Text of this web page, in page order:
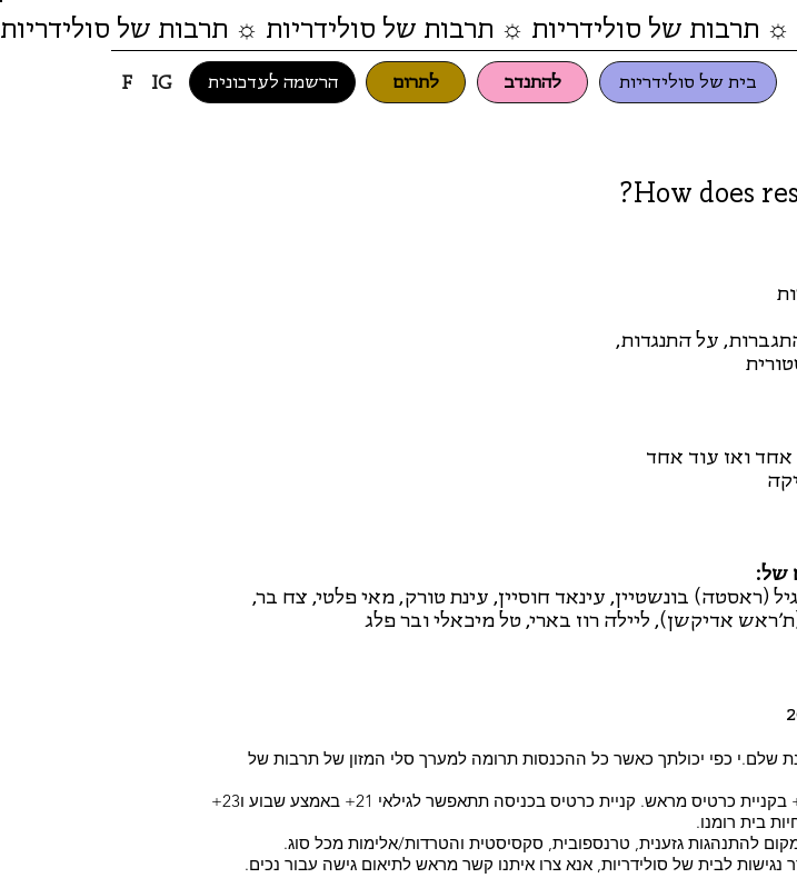
בית של סולידריות להתנדב לתרום F IG הרשמה לעדכונית
תרבות של סולידריות ☼ תרבות של סולידריות ☼ תרבות של סולידריות
How does
על התנגדות,
אחד ואז עוד אחד
של:
(ראסטה) בונשטיין, עינאד חוסיין, עינת טורק, מאי פלטי, צח בר,
אדיקשן), ליילה רוז בארי, טל מיכאלי ובר פלג
שלם.י כפי יכולתך כאשר כל ההכנסות תרומה למערך סלי המזון של תרבות של
*תתאפשר כניסה של 18+ בקניית כרטיס מראש. קניית כרטיס בכניסה תתאפשר לגילאי 21+ באמצע שבוע ו23+
בית רומנו.
להתנהגות גזענית, טרנספובית, סקסיסטית והטרדות/אלימות מכל סוג.
נגישות לבית של סולידריות, אנא צרו איתנו קשר מראש לתיאום גישה עבור נכים.